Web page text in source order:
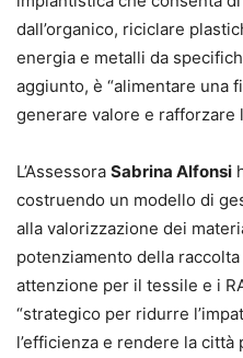
dall’organico, riciclare
energia e metalli da
aggiunto, è “alimentare una
generare valore e rafforzare
L’Assessora Sabrina Alfonsi
costruendo un modello di
alla valorizzazione dei
potenziamento della
attenzione per il tessile e i
“strategico per ridurre
l’efficienza e rendere la